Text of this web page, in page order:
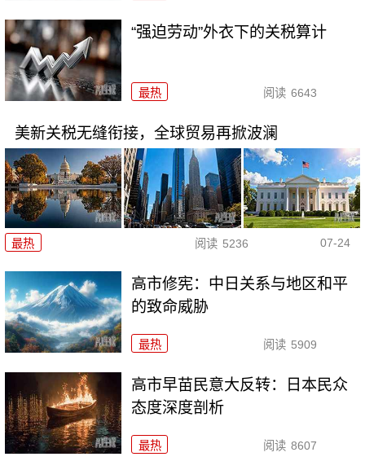
“强迫劳动”外衣下的关税算计
最热 阅读 6643
美新关税无缝衔接，全球贸易再掀波澜
最热 阅读 5236 07-24
高市修宪：中日关系与地区和平
的致命威胁
最热 阅读 5909
高市早苗民意大反转：日本民众
态度深度剖析
最热 阅读 8607